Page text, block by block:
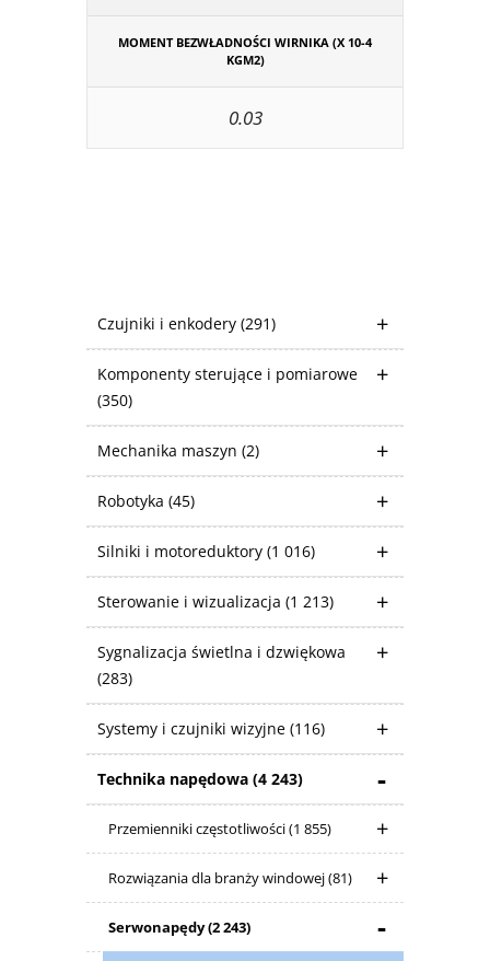
Czujniki i enkodery (291)
Komponenty sterujące i pomiarowe
(350)
Mechanika maszyn (2)
Robotyka (45)
Silniki i motoreduktory (1 016)
Sterowanie i wizualizacja (1 213)
Sygnalizacja świetlna i dzwiękowa
(283)
Systemy i czujniki wizyjne (116)
Technika napędowa (4 243)
Przemienniki częstotliwości(1 855)
Rozwiązania dla branży windowej(81)
Serwonapędy(2 243)
MOMENT BEZWŁADNOŚCI WIRNIKA (X 10-4
KGM2)
0.03